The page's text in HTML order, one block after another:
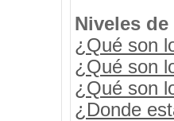
Niveles
¿Qué son
¿Qué son
¿Qué son
¿Donde